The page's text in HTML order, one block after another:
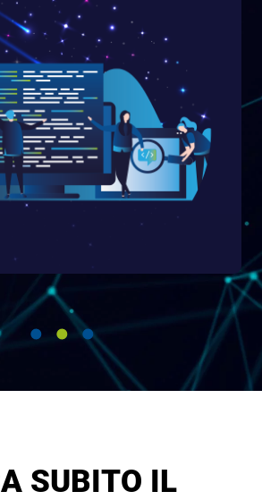
per la vostra banca e i vostri
API open banking intelligenti. Sia
in nuovi mercati o offerte
SUBITO IL